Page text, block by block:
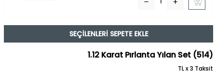
SEÇILENLERI SEPETE EKLE
1.12 Karat Pırlanta Yılan Set (514)
TL x 3 Taksit